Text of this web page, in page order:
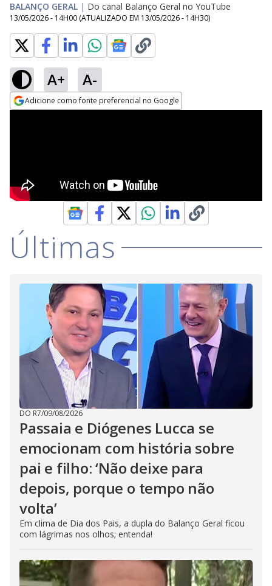
BALANÇO GERAL | Do canal Balanço Geral no YouTube
13/05/2026 - 14H00 (ATUALIZADO EM 13/05/2026 - 14H30)
A+ A-
Adicione como fonte preferencial no Google
Últimas
DO R7/09/08/2026
Passaia e Diógenes Lucca se
emocionam com história sobre
pai e filho: ‘Não deixe para
depois, porque o tempo não
volta’
Em clima de Dia dos Pais, a dupla do Balanço Geral ficou
com lágrimas nos olhos; entenda!